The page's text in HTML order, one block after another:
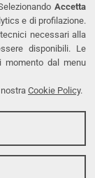
Accetta
e di profilazione.
necessari alla
disponibili. Le
momento dal menu
Cookie Policy.